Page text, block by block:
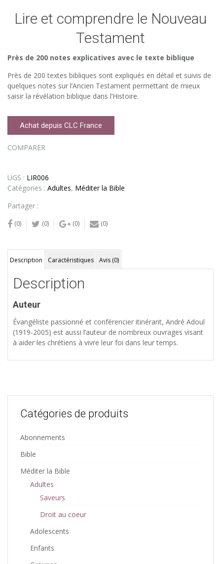
Lire et comprendre le Nouveau
Testament
Près de 200 notes explicatives avec le texte biblique
Près de 200 textes bibliques sont expliqués en détail et suivis de
quelques notes sur l’Ancien Testament permettant de mieux
saisir la révélation biblique dans l’Histoire.
Achat depuis CLC France
COMPARER
UGS : LIR006
Catégories : Adultes, Méditer la Bible
Partager :
(0) (0) (0) (0)
Description Caractéristiques Avis (0)
Description
Auteur
Évangéliste passionné et conférencier itinérant, André Adoul
(1919-2005) est aussi l’auteur de nombreux ouvrages visant
à aider les chrétiens à vivre leur foi dans leur temps.
Catégories de produits
Abonnements
Bible
Méditer la Bible
Adultes
Saveurs
Droit au coeur
Adolescents
Enfants